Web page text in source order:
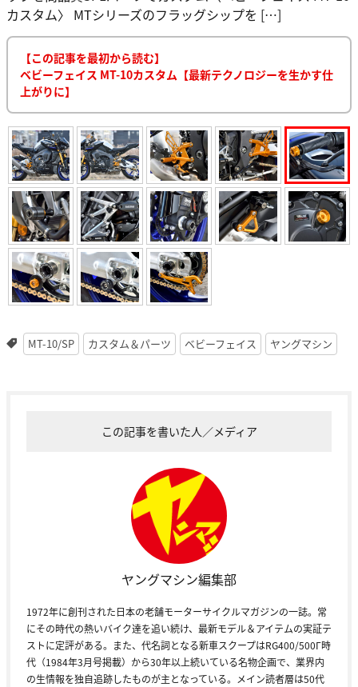
カスタム〉 MTシリーズのフラッグシップを […]
【この記事を最初から読む】
ベビーフェイス MT-10カスタム【最新テクノロジーを生かす仕
上がりに】
MT-10/SP カスタム＆パーツ ベビーフェイス ヤングマシン
この記事を書いた人／メディア
ヤングマシン編集部
1972年に創刊された日本の老舗モーターサイクルマガジンの一誌。常
にその時代の熱いバイク達を追い続け、最新モデル＆アイテムの実証テ
ストに定評がある。また、代名詞となる新車スクープはRG400/500Γ時
代（1984年3月号掲載）から30年以上続いている名物企画で、業界内
の生情報を独自追跡したものが主となっている。メイン読者層は50代